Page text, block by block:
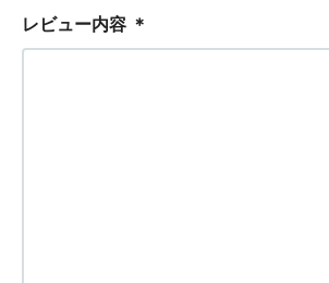
レビュー内容 ＊